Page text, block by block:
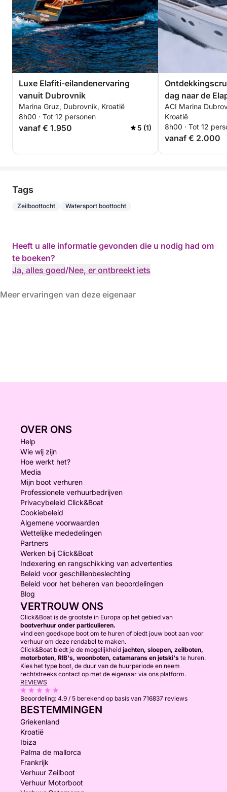
Luxe Elafiti-eilandenervaring
vanuit Dubrovnik
Marina Gruz, Dubrovnik, Kroatië
8h00 · Tot 12 personen
vanaf € 1.950 5 (1)
dag naar de
ACI Marina
Kroatië
8h00 · Tot 12
vanaf € 2.000
Tags
Zeilboottocht Watersport boottocht
Heeft u alle informatie gevonden die u nodig had om
te boeken?
Ja, alles goed/Nee, er ontbreekt iets
Meer ervaringen van deze eigenaar
OVER ONS
Help
Wie wij zijn
Hoe werkt het?
Media
Mijn boot verhuren
Professionele verhuurbedrijven
Privacybeleid Click&Boat
Cookiebeleid
Algemene voorwaarden
Wettelijke mededelingen
Partners
Werken bij Click&Boat
Indexering en rangschikking van advertenties
Beleid voor geschillenbeslechting
Beleid voor het beheren van beoordelingen
Blog
VERTROUW ONS
Click&Boat is de grootste in Europa op het gebied van
bootverhuur onder particulieren.
vind een goedkope boot om te huren of biedt jouw boot aan voor
verhuur om deze rendabel te maken.
Click&Boat biedt je de mogelijkheid jachten, sloepen, zeilboten,
motorboten, RIB's, woonboten, catamarans en jetski's te huren.
Kies het type boot, de duur van de huurperiode en neem
rechtstreeks contact op met de eigenaar via ons platform.
REVIEWS
Beoordeling: 4.9 / 5 berekend op basis van 716837 reviews
BESTEMMINGEN
Griekenland
Kroatië
Ibiza
Palma de mallorca
Frankrijk
Verhuur Zeilboot
Verhuur Motorboot